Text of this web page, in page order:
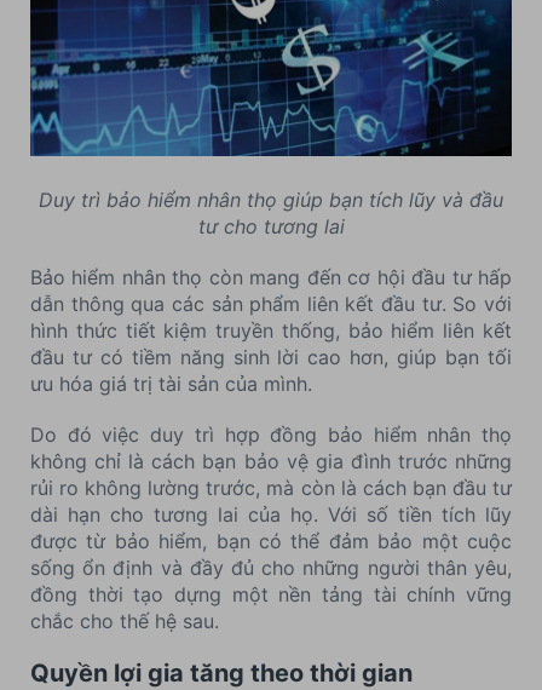
Duy trì bảo hiểm nhân thọ giúp bạn tích lũy và đầu
tư cho tương lai
Bảo hiểm nhân thọ còn mang đến cơ hội đầu tư hấp
dẫn thông qua các sản phẩm liên kết đầu tư. So với
hình thức tiết kiệm truyền thống, bảo hiểm liên kết
đầu tư có tiềm năng sinh lời cao hơn, giúp bạn tối
ưu hóa giá trị tài sản của mình.
Do đó việc duy trì hợp đồng bảo hiểm nhân thọ
không chỉ là cách bạn bảo vệ gia đình trước những
rủi ro không lường trước, mà còn là cách bạn đầu tư
dài hạn cho tương lai của họ. Với số tiền tích lũy
được từ bảo hiểm, bạn có thể đảm bảo một cuộc
sống ổn định và đầy đủ cho những người thân yêu,
đồng thời tạo dựng một nền tảng tài chính vững
chắc cho thế hệ sau.
Quyền lợi gia tăng theo thời gian